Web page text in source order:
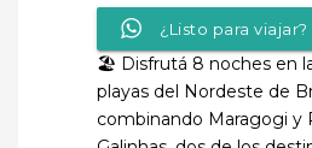
¿Listo para
🏖️ Disfrutá 8 noches en
playas del Nordeste de
combinando Maragogi y